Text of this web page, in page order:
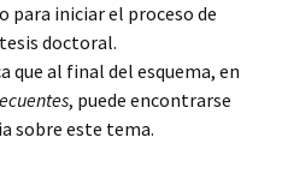
para iniciar el proceso de
doctoral.
que al final del esquema, en
, puede encontrarse
sobre este tema.